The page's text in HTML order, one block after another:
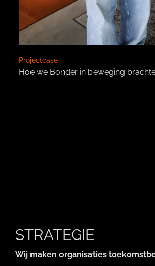
Hoe we Bonder in beweging
Projectcase
STRATEGIE
Wij maken organisaties